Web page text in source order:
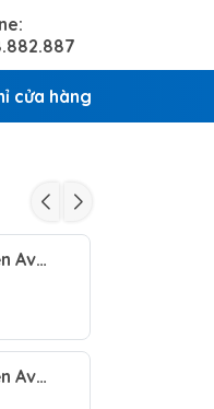
cửa hàng
Xe Đạp Điện Avent SK8
Xe Đạp Điện Avent Xbull X4